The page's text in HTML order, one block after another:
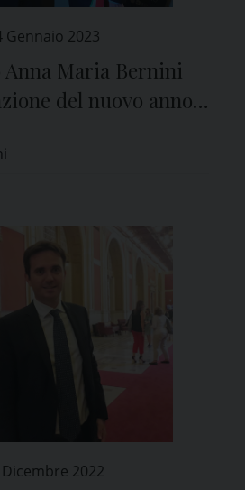
Gennaio 2023
Maria Bernini
del nuovo anno
2022